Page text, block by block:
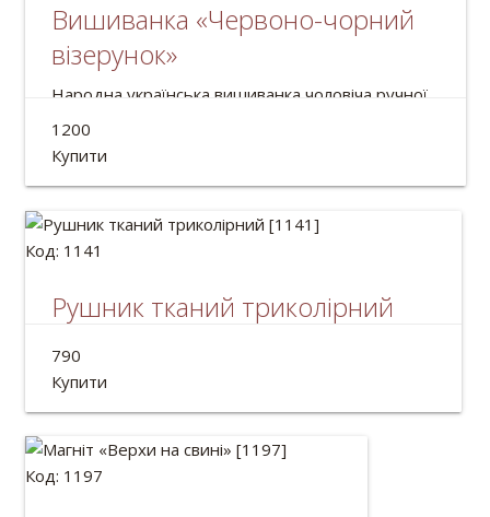
Вишиванка «Червоно-чорний
візерунок»
Народна українська вишиванка чоловіча ручної
роботи.
Тканина: льон
1200
Купити
Код: 1141
Рушник тканий триколірний
Український триколірний тканий лляний рушник.
Довжина: 2м
790
Купити
Код: 1197